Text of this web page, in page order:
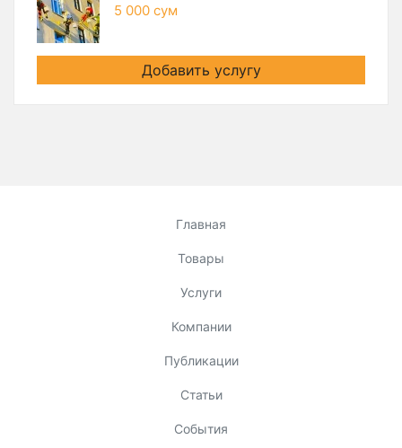
5 000 сум
Добавить услугу
Главная
Товары
Услуги
Компании
Публикации
Статьи
События